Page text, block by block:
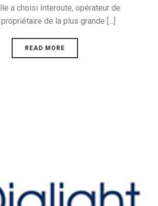
a choisi Interoute, opérateur de
de la plus grande [...]
READ MORE